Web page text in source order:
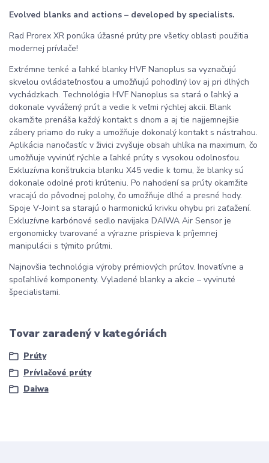
Evolved blanks and actions – developed by specialists.
Rad Prorex XR ponúka úžasné prúty pre všetky oblasti použitia
modernej prívlače!
Extrémne tenké a ľahké blanky HVF Nanoplus sa vyznačujú
skvelou ovládateľnosťou a umožňujú pohodlný lov aj pri dlhých
vychádzkach. Technológia HVF Nanoplus sa stará o ľahký a
dokonale vyvážený prút a vedie k veľmi rýchlej akcii. Blank
okamžite prenáša každý kontakt s dnom a aj tie najjemnejšie
zábery priamo do ruky a umožňuje dokonalý kontakt s nástrahou.
Aplikácia nanočastíc v živici zvyšuje obsah uhlíka na maximum, čo
umožňuje vyvinúť rýchle a ľahké prúty s vysokou odolnosťou.
Exkluzívna konštrukcia blanku X45 vedie k tomu, že blanky sú
dokonale odolné proti krúteniu. Po nahodení sa prúty okamžite
vracajú do pôvodnej polohy, čo umožňuje dlhé a presné hody.
Spoje V-Joint sa starajú o harmonickú krivku ohybu pri zaťažení.
Exkluzívne karbónové sedlo navijaka DAIWA Air Sensor je
ergonomicky tvarované a výrazne prispieva k príjemnej
manipulácii s týmito prútmi.
Najnovšia technológia výroby prémiových prútov. Inovatívne a
spoľahlivé komponenty. Vyladené blanky a akcie – vyvinuté
špecialistami.
Tovar zaradený v kategóriách
Prúty
Prívlačové prúty
Daiwa